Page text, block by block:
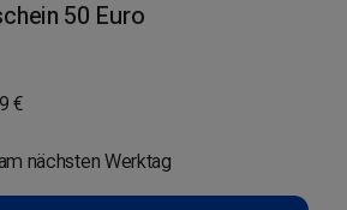
50 Euro
€
nächsten Werktag